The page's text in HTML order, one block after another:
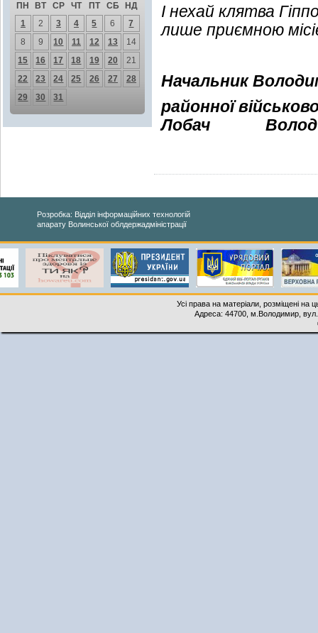
ПН ВТ СР ЧТ ПТ СБ
НД
1
2 3 4 5 6
7
8
9 10 11 12 13
14
15
16 17 18 19 20
21
22
23 24 25 26 27
28
29
30 31
І нехай клятва
лише приємною
Начальник
районної
Лобач
Розробка: Відділ інформаційних технологій
апарату Волинської облдержадміністрації
Усі права на матеріали, розміщені на
Адреса: 44700, м.Володимир,